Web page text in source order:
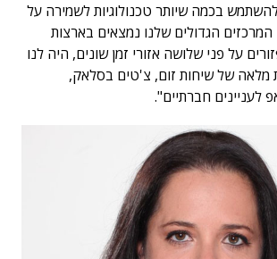
בכמה שיותר טכנולוגיות לשמירה על
הגדולים שלנו נמצאים בארצות
על פני שלושה אזורי זמן שונים, היה לנו
מלאה של שיחות זום, צ'טים בסלאק,
לעניינים חברתיים".